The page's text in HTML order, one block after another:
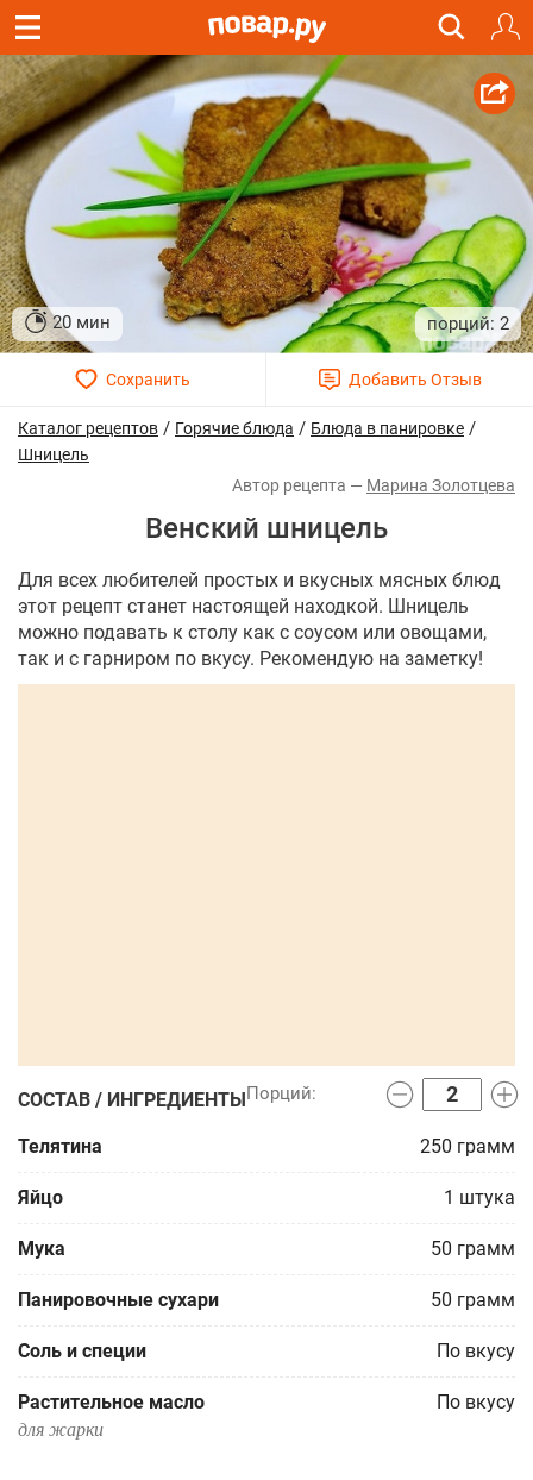
20 мин 2
Каталог рецептов / Горячие блюда / Блюда в панировке /
Шницель
Марина Золотцева
Венский шницель
Для всех любителей простых и вкусных мясных блюд
этот рецепт станет настоящей находкой. Шницель
можно подавать к столу как с соусом или овощами,
так и с гарниром по вкусу. Рекомендую на заметку!
СОСТАВ / ИНГРЕДИЕНТЫ
Телятина 250 грамм
Яйцо 1 штука
Мука 50 грамм
Панировочные сухари 50 грамм
Соль и специи По вкусу
Растительное масло По вкусу
для жарки